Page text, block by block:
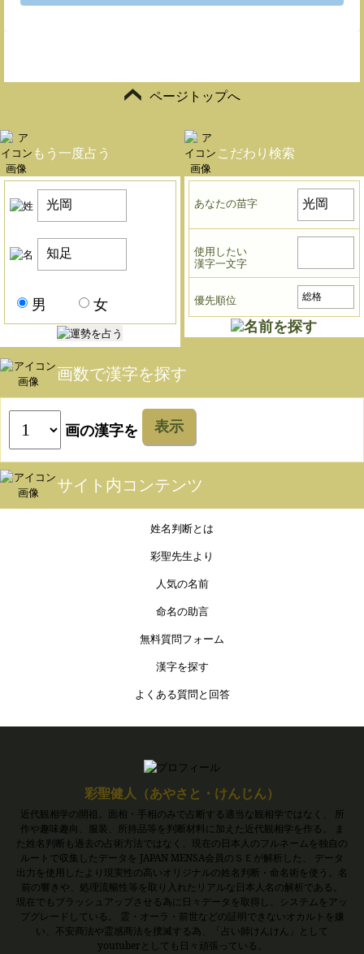
ページトップへ
もう一度占う
男 女
こだわり検索
あなたの苗字
使用したい
漢字一文字
優先順位
画数で漢字を探す
画の漢字を 表示
サイト内コンテンツ
姓名判断とは
彩聖先生より
人気の名前
命名の助言
無料質問フォーム
漢字を探す
よくある質問と回答
彩聖健人（あやさと・けんじん）
近代観相学の開祖。面相・手相のみで占断する適当な観相学ではなく、 所
作や趣味趣向、服装、所持品等を判断材料に加えた近代観相学を作る。 ま
た姓名判断も過去の占術方法ではなく、現在の日本人のフルネームを独自の
ルートで収集したデータを JAPAN MENSA会員のＳＥが解析した、 データ
出力を使用したより現実性の高いオリジナルの姓名判断・命名術を使う。名
前の響きや、処理流暢性等を取り入れたリアルな日本人名の解析である。
現在でもブラッシュアップさせる為に日々データを取得し、システムをアッ
プグレードしている。 霊・オーラ・前世などの証明できないオカルトを嫌
い、不安商法や霊感商法を撲滅する為、「占い師けんけん」として
youtuberとしても日々頑張っている。